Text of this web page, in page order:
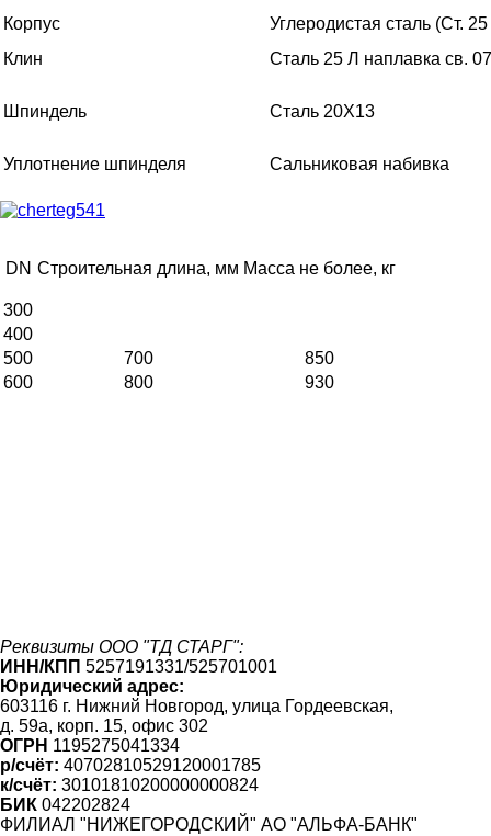
Корпус
Углеродистая сталь (Ст.
Клин
Сталь 25 Л наплавка св.
Шпиндель Сталь 20Х13
Уплотнение шпинделя Сальниковая набивка
DN Строительная длина, мм Масса не более, кг
300
400
500
700
850
600
800 930
Реквизиты ООО "ТД СТАРГ":
ИНН/КПП 5257191331/525701001
Юридический адрес:
603116 г. Нижний Новгород, улица Гордеевская,
д. 59а, корп. 15, офис 302
ОГРН 1195275041334
р/счёт: 40702810529120001785
к/счёт: 30101810200000000824
БИК 042202824
ФИЛИАЛ "НИЖЕГОРОДСКИЙ" АО "АЛЬФА-БАНК"